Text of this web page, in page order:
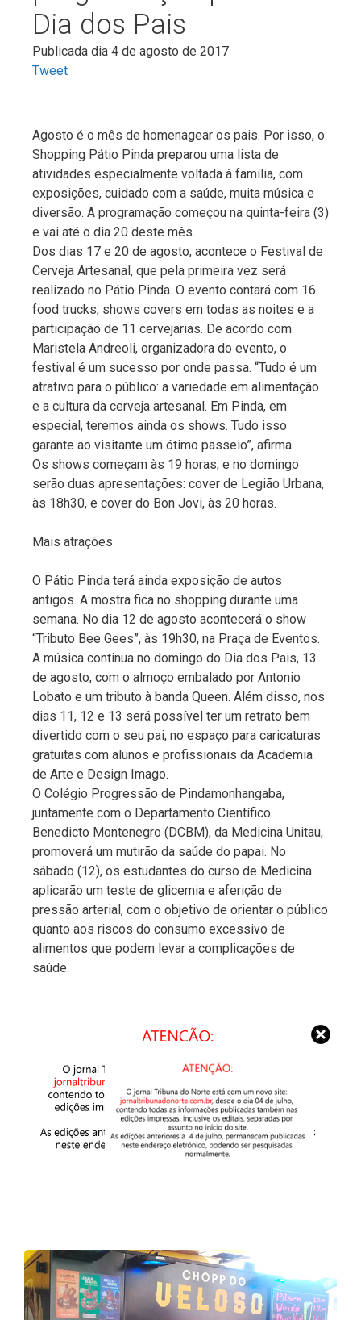
Dia dos Pais
Publicada dia 4 de agosto de 2017
Tweet
Agosto é o mês de homenagear os pais. Por isso, o
Shopping Pátio Pinda preparou uma lista de
atividades especialmente voltada à família, com
exposições, cuidado com a saúde, muita música e
diversão. A programação começou na quinta-feira (3)
e vai até o dia 20 deste mês.
Dos dias 17 e 20 de agosto, acontece o Festival de
Cerveja Artesanal, que pela primeira vez será
realizado no Pátio Pinda. O evento contará com 16
food trucks, shows covers em todas as noites e a
participação de 11 cervejarias. De acordo com
Maristela Andreoli, organizadora do evento, o
festival é um sucesso por onde passa. “Tudo é um
atrativo para o público: a variedade em alimentação
e a cultura da cerveja artesanal. Em Pinda, em
especial, teremos ainda os shows. Tudo isso
garante ao visitante um ótimo passeio”, afirma.
Os shows começam às 19 horas, e no domingo
serão duas apresentações: cover de Legião Urbana,
às 18h30, e cover do Bon Jovi, às 20 horas.
Mais atrações
O Pátio Pinda terá ainda exposição de autos
antigos. A mostra fica no shopping durante uma
semana. No dia 12 de agosto acontecerá o show
“Tributo Bee Gees”, às 19h30, na Praça de Eventos.
A música continua no domingo do Dia dos Pais, 13
de agosto, com o almoço embalado por Antonio
Lobato e um tributo à banda Queen. Além disso, nos
dias 11, 12 e 13 será possível ter um retrato bem
divertido com o seu pai, no espaço para caricaturas
gratuitas com alunos e profissionais da Academia
de Arte e Design Imago.
O Colégio Progressão de Pindamonhangaba,
juntamente com o Departamento Científico
Benedicto Montenegro (DCBM), da Medicina Unitau,
promoverá um mutirão da saúde do papai. No
sábado (12), os estudantes do curso de Medicina
aplicarão um teste de glicemia e aferição de
pressão arterial, com o objetivo de orientar o público
quanto aos riscos do consumo excessivo de
alimentos que podem levar a complicações de
saúde.